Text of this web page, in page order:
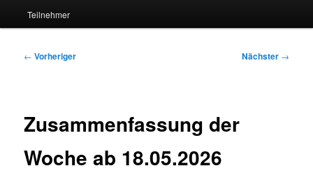
Teilnehmer
Beitragsnavigation
← Vorheriger Nächster →
Zusammenfassung der
Woche ab 18.05.2026